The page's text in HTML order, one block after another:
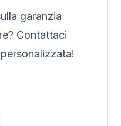
garanzia
Contattaci